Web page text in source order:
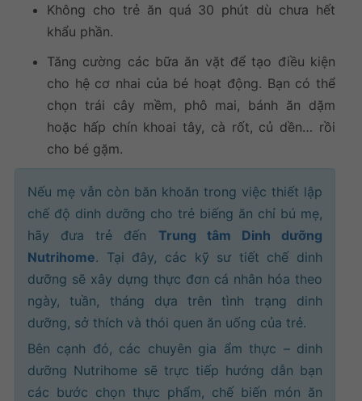
Không cho trẻ ăn quá 30 phút dù chưa hết
khẩu phần.
Tăng cường các bữa ăn vặt để tạo điều kiện
cho hệ cơ nhai của bé hoạt động. Bạn có thể
chọn trái cây mềm, phô mai, bánh ăn dặm
hoặc hấp chín khoai tây, cà rốt, củ dền… rồi
cho bé gặm.
Nếu mẹ vẫn còn băn khoăn trong việc thiết lập
chế độ dinh dưỡng cho trẻ biếng ăn chỉ bú mẹ,
hãy đưa trẻ đến Trung tâm Dinh dưỡng
Nutrihome. Tại đây, các kỹ sư tiết chế dinh
dưỡng sẽ xây dựng thực đơn cá nhân hóa theo
ngày, tuần, tháng dựa trên tình trạng dinh
dưỡng, sở thích và thói quen ăn uống của trẻ.
Bên cạnh đó, các chuyên gia ẩm thực – dinh
dưỡng Nutrihome sẽ trực tiếp hướng dẫn bạn
các bước chọn thực phẩm, chế biến món ăn